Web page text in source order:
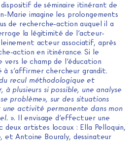
dispositif de séminaire itinérant de
Marie imagine les prolongements
de recherche-action auquel il a
la légitimité de l’acteur-
acteur associatif, après
action en itinérance. Si le
le champ de l’éducation
s’affirmer chercheur grandit.
recul méthodologique et
plusieurs si possible, une analyse
problème», sur des situations
une activité permanente dans mon
». Il envisage d’effectuer une
deux artistes locaux : Ella Pelloquin,
et Antoine Bouraly, dessinateur